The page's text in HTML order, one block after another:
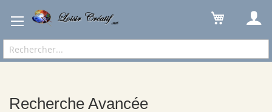
Recherche Avancée